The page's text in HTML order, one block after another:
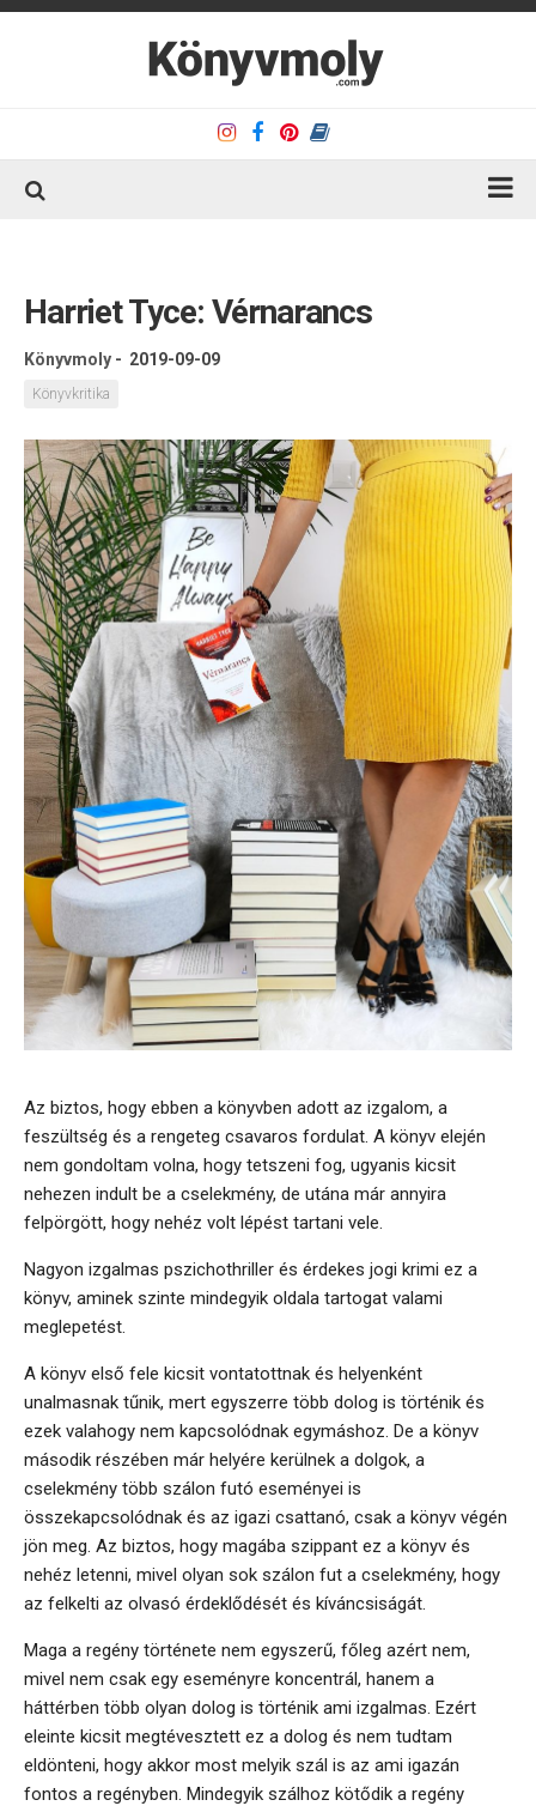
Könyvajánló
Kapcsolat
Könyveim
Rólam
Harriet Tyce: Vérnarancs
Könyvmoly - 2019-09-09
Könyvkritika
Az biztos, hogy ebben a könyvben adott az izgalom, a
feszültség és a rengeteg csavaros fordulat. A könyv elején
nem gondoltam volna, hogy tetszeni fog, ugyanis kicsit
nehezen indult be a cselekmény, de utána már annyira
felpörgött, hogy nehéz volt lépést tartani vele.
Nagyon izgalmas pszichothriller és érdekes jogi krimi ez a
könyv, aminek szinte mindegyik oldala tartogat valami
meglepetést.
A könyv első fele kicsit vontatottnak és helyenként
unalmasnak tűnik, mert egyszerre több dolog is történik és
ezek valahogy nem kapcsolódnak egymáshoz. De a könyv
második részében már helyére kerülnek a dolgok, a
cselekmény több szálon futó eseményei is
összekapcsolódnak és az igazi csattanó, csak a könyv végén
jön meg. Az biztos, hogy magába szippant ez a könyv és
nehéz letenni, mivel olyan sok szálon fut a cselekmény, hogy
az felkelti az olvasó érdeklődését és kíváncsiságát.
Maga a regény története nem egyszerű, főleg azért nem,
mivel nem csak egy eseményre koncentrál, hanem a
háttérben több olyan dolog is történik ami izgalmas. Ezért
eleinte kicsit megtévesztett ez a dolog és nem tudtam
eldönteni, hogy akkor most melyik szál is az ami igazán
fontos a regényben. Mindegyik szálhoz kötődik a regény